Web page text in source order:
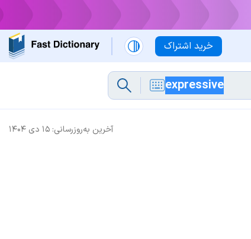
خرید اشتراک
آخرین به‌روزرسانی: ۱۵ دی ۱۴۰۴